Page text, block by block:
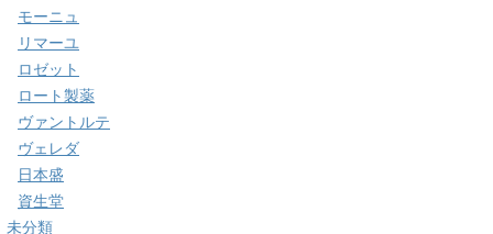
モーニュ
リマーユ
ロゼット
ロート製薬
ヴァントルテ
ヴェレダ
日本盛
資生堂
未分類